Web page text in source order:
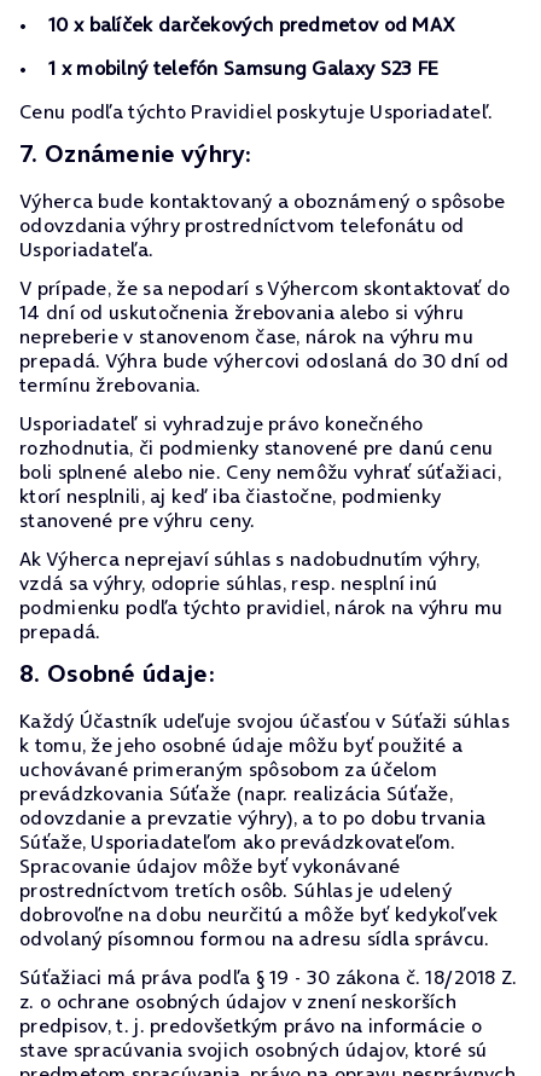
10 x balíček darčekových predmetov od MAX
1 x mobilný telefón Samsung Galaxy S23 FE
Cenu podľa týchto Pravidiel poskytuje Usporiadateľ.
7. Oznámenie výhry:
Výherca bude kontaktovaný a oboznámený o spôsobe
odovzdania výhry prostredníctvom telefonátu od
Usporiadateľa.
V prípade, že sa nepodarí s Výhercom skontaktovať do
14 dní od uskutočnenia žrebovania alebo si výhru
nepreberie v stanovenom čase, nárok na výhru mu
prepadá. Výhra bude výhercovi odoslaná do 30 dní od
termínu žrebovania.
Usporiadateľ si vyhradzuje právo konečného
rozhodnutia, či podmienky stanovené pre danú cenu
boli splnené alebo nie. Ceny nemôžu vyhrať súťažiaci,
ktorí nesplnili, aj keď iba čiastočne, podmienky
stanovené pre výhru ceny.
Ak Výherca neprejaví súhlas s nadobudnutím výhry,
vzdá sa výhry, odoprie súhlas, resp. nesplní inú
podmienku podľa týchto pravidiel, nárok na výhru mu
prepadá.
8. Osobné údaje:
Každý Účastník udeľuje svojou účasťou v Súťaži súhlas
k tomu, že jeho osobné údaje môžu byť použité a
uchovávané primeraným spôsobom za účelom
prevádzkovania Súťaže (napr. realizácia Súťaže,
odovzdanie a prevzatie výhry), a to po dobu trvania
Súťaže, Usporiadateľom ako prevádzkovateľom.
Spracovanie údajov môže byť vykonávané
prostredníctvom tretích osôb. Súhlas je udelený
dobrovoľne na dobu neurčitú a môže byť kedykoľvek
odvolaný písomnou formou na adresu sídla správcu.
Súťažiaci má práva podľa § 19 - 30 zákona č. 18/2018 Z.
z. o ochrane osobných údajov v znení neskorších
predpisov, t. j. predovšetkým právo na informácie o
stave spracúvania svojich osobných údajov, ktoré sú